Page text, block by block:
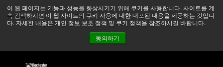
이 웹 페이지는 기능과 성능을 향상시키기 위해 쿠키를 사용합니다. 사이트를 계
속 검색하시면 이 웹 사이트의 쿠키 사용에 대한 내포된 내용을 제공하는 것입니
다. 자세한 내용은 개인 정보 보호 정책 및 쿠키 정책을 참조하시길 바랍니다.
동의하기
츠
건
중동 지역 상황을 지속적으로 주시하고 있으며, 모든 서비스는
정상적으로 운영되고 있습니다. 더 읽어보기 →
뉴스
문의하기